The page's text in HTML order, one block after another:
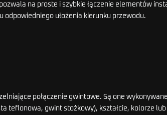
na proste i szybkie łączenie elementów
ułożenia kierunku przewodu.
połączenie gwintowe. Są one
teflonowa, gwint stożkowy), kształcie, kolorze